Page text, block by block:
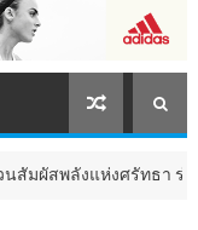
งแห่งศรัทธา ร่วมงาน "ห่